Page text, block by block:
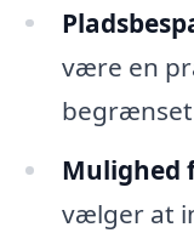
være en
begrænset
Mulighed
vælger at